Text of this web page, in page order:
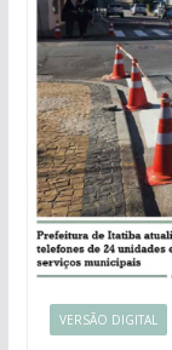
VERSÃO DIGITAL